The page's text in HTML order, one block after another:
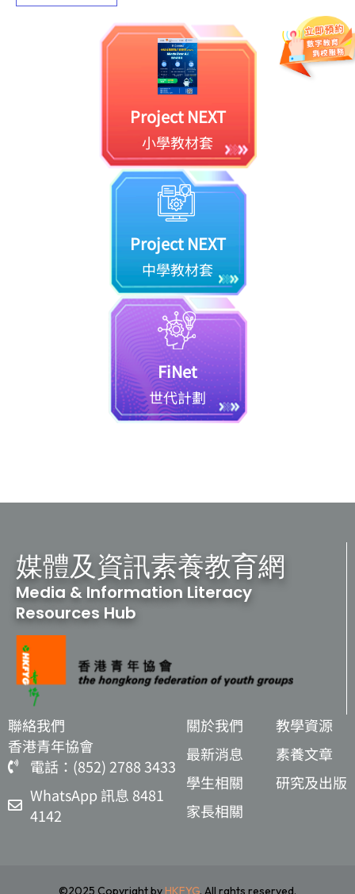
Project NEXT
小學教材套
Project NEXT
中學教材套
FiNet
世代計劃
媒體及資訊素養教育網
Media & Information Literacy
Resources Hub
聯絡我們
香港青年協會
電話：(852) 2788 3433
WhatsApp 訊息 8481
4142
關於我們
最新消息
學生相關
家長相關
教學資源
素養文章
研究及出版
©2025 Copyright byHKFYG. All rghts reserved.